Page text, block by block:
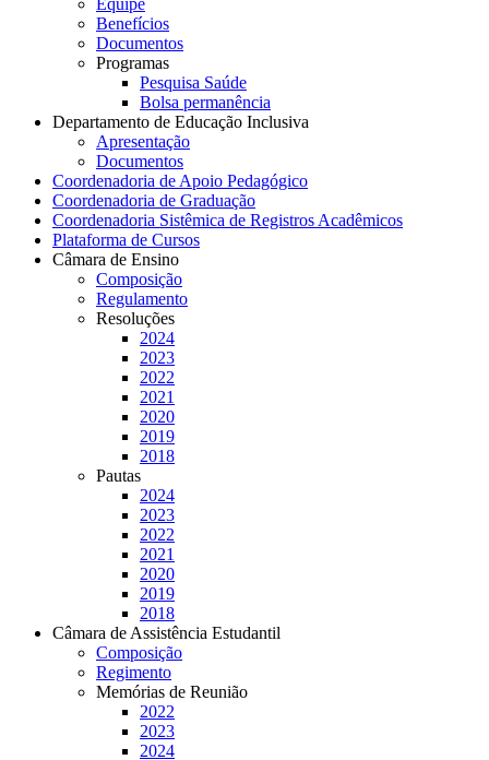
Equipe
Benefícios
Documentos
Programas
Pesquisa Saúde
Bolsa permanência
Departamento de Educação Inclusiva
Apresentação
Documentos
Coordenadoria de Apoio Pedagógico
Coordenadoria de Graduação
Coordenadoria Sistêmica de Registros Acadêmicos
Plataforma de Cursos
Câmara de Ensino
Composição
Regulamento
Resoluções
2024
2023
2022
2021
2020
2019
2018
Pautas
2024
2023
2022
2021
2020
2019
2018
Câmara de Assistência Estudantil
Composição
Regimento
Memórias de Reunião
2022
2023
2024